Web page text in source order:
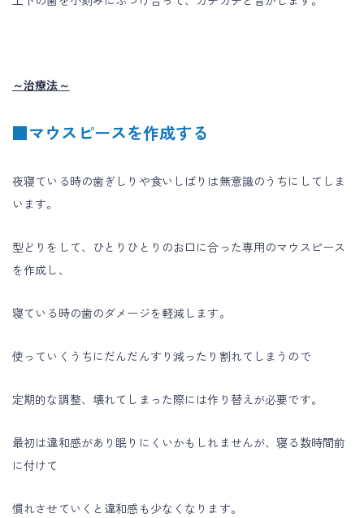
～治療法～
■マウスピースを作成する
夜寝ている時の歯ぎしりや食いしばりは無意識のうちにしてしま
います。
型どりをして、ひとりひとりのお口に合った専用のマウスピース
を作成し、
寝ている時の歯のダメージを軽減します。
使っていくうちにだんだんすり減ったり割れてしまうので
定期的な調整、壊れてしまった際には作り替えが必要です。
最初は違和感があり眠りにくいかもしれませんが、寝る数時間前
に付けて
慣れさせていくと違和感も少なくなります。